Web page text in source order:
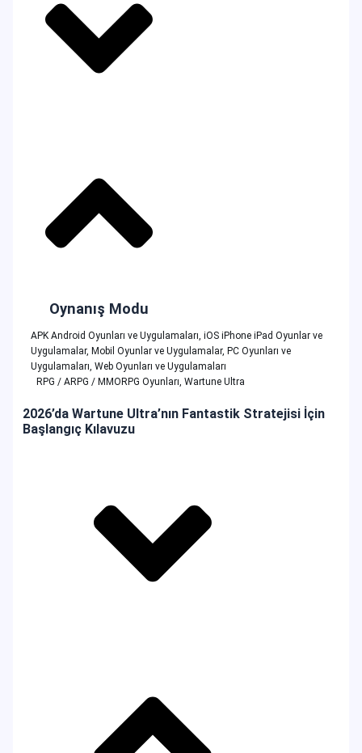
Oynanış Modu
APK Android Oyunları ve Uygulamaları, iOS iPhone iPad Oyunlar ve
Uygulamalar, Mobil Oyunlar ve Uygulamalar, PC Oyunları ve
Uygulamaları, Web Oyunları ve Uygulamaları
RPG / ARPG / MMORPG Oyunları, Wartune Ultra
2026’da Wartune Ultra’nın Fantastik Stratejisi İçin
Başlangıç Kılavuzu